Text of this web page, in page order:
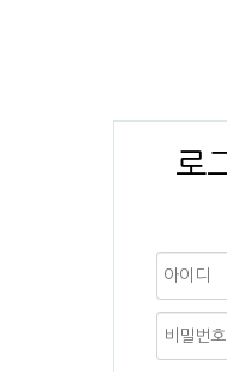
로